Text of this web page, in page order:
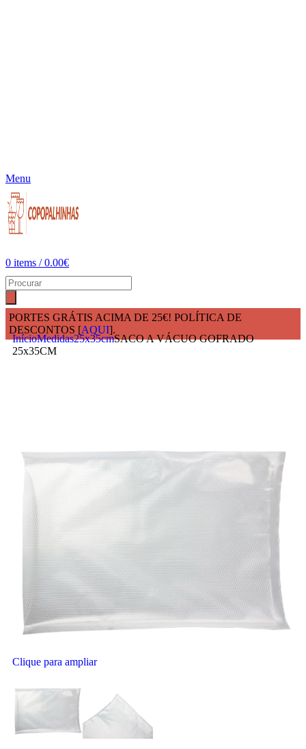
Menu
0 items / 0.00€
PORTES GRÁTIS ACIMA DE 25€! POLÍTICA DE
DESCONTOS [AQUI].
InícioMedidas25x35cmSACO A VÁCUO GOFRADO
25x35CM
Clique para ampliar